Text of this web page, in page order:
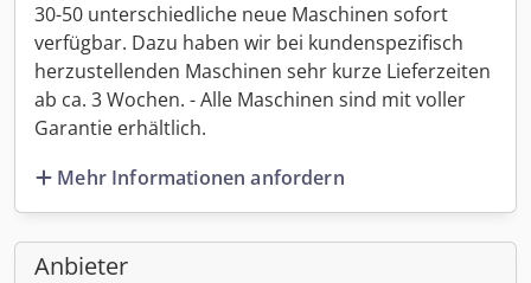
30-50 unterschiedliche neue Maschinen sofort
verfügbar. Dazu haben wir bei kundenspezifisch
herzustellenden Maschinen sehr kurze Lieferzeiten
ab ca. 3 Wochen. - Alle Maschinen sind mit voller
Garantie erhältlich.
Mehr Informationen anfordern
Anbieter